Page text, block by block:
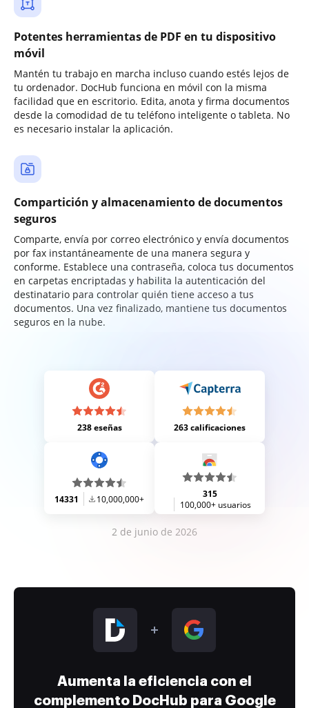
Potentes herramientas de PDF en tu dispositivo
móvil
Mantén tu trabajo en marcha incluso cuando estés lejos de
tu ordenador. DocHub funciona en móvil con la misma
facilidad que en escritorio. Edita, anota y firma documentos
desde la comodidad de tu teléfono inteligente o tableta. No
es necesario instalar la aplicación.
Compartición y almacenamiento de documentos
seguros
Comparte, envía por correo electrónico y envía documentos
por fax instantáneamente de una manera segura y
conforme. Establece una contraseña, coloca tus documentos
en carpetas encriptadas y habilita la autenticación del
destinatario para controlar quién tiene acceso a tus
documentos. Una vez finalizado, mantiene tus documentos
seguros en la nube.
238 eseñas 263 calificaciones
14331 10,000,000+
315
100,000+ usuarios
2 de junio de 2026
Aumenta la eficiencia con el
complemento DocHub para Google